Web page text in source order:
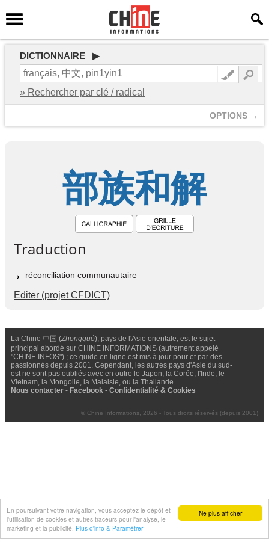
Ne plus afficher
En poursuivant votre navigation, vous acceptez le dépôt et
l'utilisation de cookies et autres traceurs pour l'analyse, le
marketing et la publicité. Plus d'info & Paramétrer
DICTIONNAIRE ▶
» Rechercher par clé / radical
OPTIONS →
部族和解
Traduction
réconciliation communautaire
Editer (projet CFDICT)
La Chine 中国 (Zhongguó), pays de l'Asie orientale, est le sujet
principal abordé sur CHINE INFORMATIONS (autrement appelé
"CHINE INFOS") ; ce guide en ligne est mis à jour pour et par des
passionnés depuis 2001. Cependant, les autres pays d'Asie du sud-
est ne sont pas oubliés avec en outre le Japon, la Corée, l'Inde, le
Vietnam, la Mongolie, la Malaisie, ou la Thailande.
Nous contacter - Facebook - Confidentialité & Cookies
© Chine Informations, 2026 - Tous droits réservés (depuis 2001)